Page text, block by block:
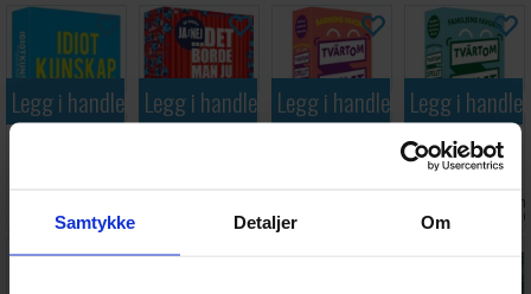
Samtykke Detaljer Om
Legg i handlekurven
239,- lager:2
Legg i handlekurven
lager:1
Legg i handlekurven
119,-
Legg i
Tvärtomspelet
Familjens
SVENSK
119,- Ventes inn
27.08.2026